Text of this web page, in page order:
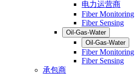
电力运营商
Fiber Monitoring
Fiber Sensing
Oil-Gas-Water
Oil-Gas-Water
Fiber Monitoring
Fiber Sensing
承包商